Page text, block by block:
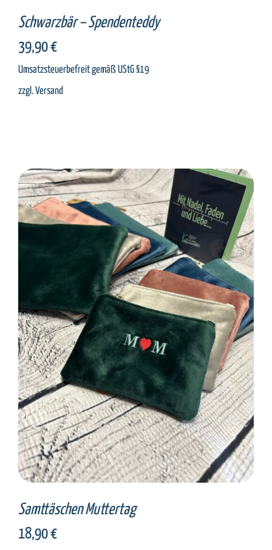
Schwarzbär – Spendenteddy
39,90€
Umsatzsteuerbefreit gemäß UStG §19
zzgl.Versand
SELECT OPTIONS DETAILS
Samttäschen Muttertag
18,90€